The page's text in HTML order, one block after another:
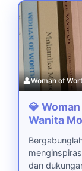
👤Woman of
💎
Wanita
dan